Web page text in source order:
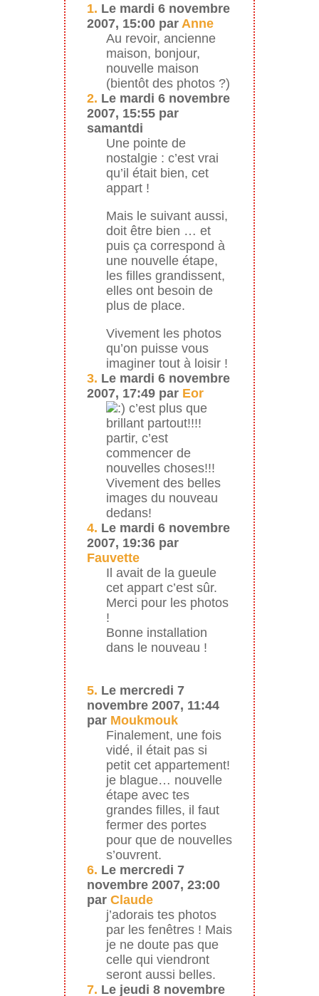
1. Le mardi 6 novembre
2007, 15:00 par Anne
Au revoir, ancienne
maison, bonjour,
nouvelle maison
(bientôt des photos ?)
2. Le mardi 6 novembre
2007, 15:55 par
samantdi
Une pointe de
nostalgie : c’est vrai
qu’il était bien, cet
appart !
Mais le suivant aussi,
doit être bien … et
puis ça correspond à
une nouvelle étape,
les filles grandissent,
elles ont besoin de
plus de place.
Vivement les photos
qu’on puisse vous
imaginer tout à loisir !
3. Le mardi 6 novembre
2007, 17:49 par Eor
c’est plus que
brillant partout!!!!
partir, c’est
commencer de
nouvelles choses!!!
Vivement des belles
images du nouveau
dedans!
4. Le mardi 6 novembre
2007, 19:36 par
Fauvette
Il avait de la gueule
cet appart c’est sûr.
Merci pour les photos
!
Bonne installation
dans le nouveau !
5. Le mercredi 7
novembre 2007, 11:44
par Moukmouk
Finalement, une fois
vidé, il était pas si
petit cet appartement!
je blague… nouvelle
étape avec tes
grandes filles, il faut
fermer des portes
pour que de nouvelles
s’ouvrent.
6. Le mercredi 7
novembre 2007, 23:00
par Claude
j’adorais tes photos
par les fenêtres ! Mais
je ne doute pas que
celle qui viendront
seront aussi belles.
7. Le jeudi 8 novembre